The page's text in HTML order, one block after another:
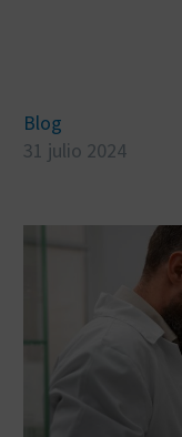
Blog
31 julio 2024